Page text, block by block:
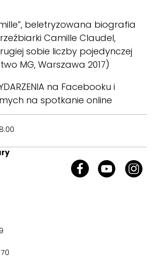
beletryzowana biografia
Camille Claudel,
sobie liczby pojedynczej
MG, Warszawa 2017)
na Facebooku i
na spotkanie online